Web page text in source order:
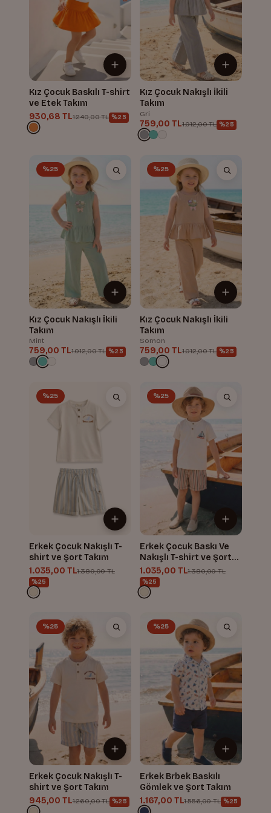
Kız Çocuk Baskılı T-shirt
ve Etek Takım
930,68 TL1.240,00 TL %25
Kız Çocuk Nakışlı İkili
Takım
Gri
759,00 TL1.012,00 TL %25
%25
Kız Çocuk Nakışlı İkili
Takım
Mint
759,00 TL1.012,00 TL %25
%25
Kız Çocuk Nakışlı İkili
Takım
Somon
759,00 TL1.012,00 TL %25
%25
Erkek Çocuk Nakışlı T-
shirt ve Şort Takım
1.035,00 TL1.380,00 TL
%25
%25
Erkek Çocuk Baskı Ve
Nakışlı T-shirt ve Şort
Takım
1.035,00 TL1.380,00 TL
%25
%25
Erkek Çocuk Nakışlı T-
shirt ve Şort Takım
945,00 TL1.260,00 TL %25
%25
Erkek Brbek Baskılı
Gömlek ve Şort Takım
1.167,00 TL1.556,00 TL %25